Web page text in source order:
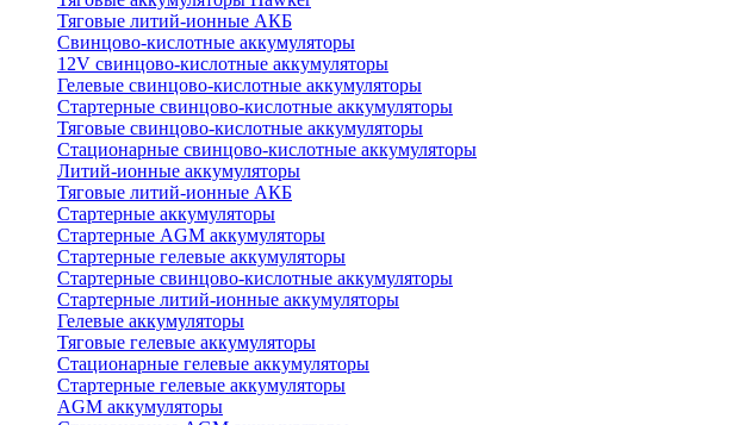
Тяговые литий-ионные АКБ
Свинцово-кислотные аккумуляторы
12V свинцово-кислотные аккумуляторы
Гелевые свинцово-кислотные аккумуляторы
Стартерные свинцово-кислотные аккумуляторы
Тяговые свинцово-кислотные аккумуляторы
Стационарные свинцово-кислотные аккумуляторы
Литий-ионные аккумуляторы
Тяговые литий-ионные АКБ
Стартерные аккумуляторы
Стартерные AGM аккумуляторы
Стартерные гелевые аккумуляторы
Стартерные свинцово-кислотные аккумуляторы
Стартерные литий-ионные аккумуляторы
Гелевые аккумуляторы
Тяговые гелевые аккумуляторы
Стационарные гелевые аккумуляторы
Стартерные гелевые аккумуляторы
AGM аккумуляторы